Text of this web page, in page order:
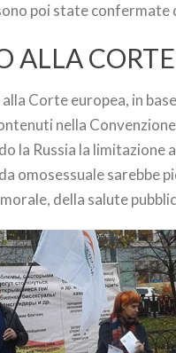
poi state
ALLA
Corte europea, in
nella
la Russia la
omosessuale sarebbe
della salute